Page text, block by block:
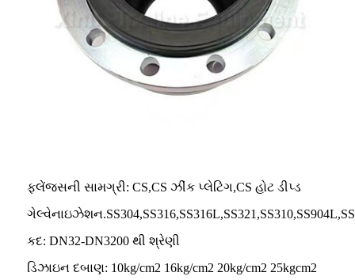
ફ્લેંજ્સની સામગ્રી: CS,CS ઝીંક પ્લેટિંગ,CS હોટ ડીપ્ડ
કદ: DN32-DN3200 થી શ્રેણી
ડિઝાઇન દબાણ: 10kg/cm2 16kg/cm2 20kg/cm2 25kgcm2